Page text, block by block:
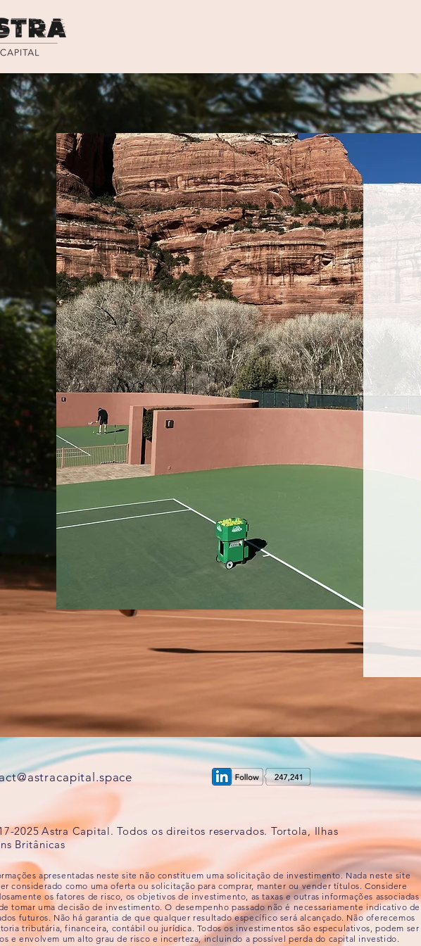
2025 Astra Capital. Todos os direitos reservados. Tortola, Ilhas
Britânicas
apresentadas neste site não constituem uma solicitação de investimento. Nada neste site
considerado como uma oferta ou solicitação para comprar, manter ou vender títulos. Considere
os fatores de risco, os objetivos de investimento, as taxas e outras informações associadas
tomar uma decisão de investimento. O desempenho passado não é necessariamente indicativo de
futuros. Não há garantia de que qualquer resultado específico será alcançado. Não oferecemos
tributária, financeira, contábil ou jurídica. Todos os investimentos são especulativos, podem ser
e envolvem um alto grau de risco e incerteza, incluindo a possível perda do capital investido.